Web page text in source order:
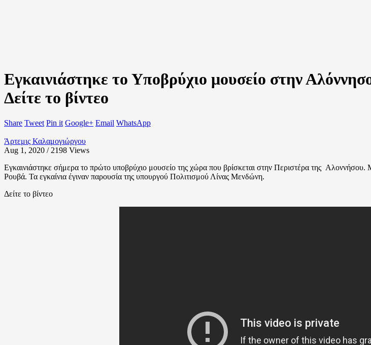
Εγκαινιάστηκε το Υποβρύχιο μουσείο στην
Δείτε το βίντεο
Share Tweet Pin it Google+ Email WhatsApp
Άρτεμις Καλαμογιώργου
Aug 1, 2020 / 2198 Views
Εγκαινιάστηκε σήμερα το πρώτο υποβρύχιο μουσείο της χώρα που βρίσκεται στην Περιστέρα της
Ρουβά. Τα εγκαίνια έγιναν παρουσία της υπουργού Πολιτισμού Λίνας Μενδώνη.
Δείτε το βίντεο